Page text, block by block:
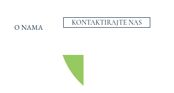
O NAMA
KONTAKTIRAJTE NAS